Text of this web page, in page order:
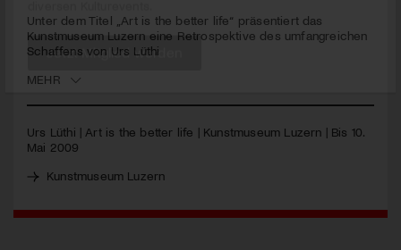
56
seconds
Unter dem Titel „Art is the better life“ präsentiert das
Kunstmuseum Luzern eine Retrospektive des umfangreichen
Schaffens von Urs Lüthi
MEHR
Urs Lüthi | Art is the better life | Kunstmuseum Luzern | Bis 10.
Mai 2009
Kunstmuseum Luzern
Mit deiner Mitgliedschaft erhältst du kostenlosen Zugang zu
diversen Kulturevents.